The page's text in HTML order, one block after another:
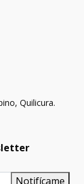
Quilicura.
Notifícame